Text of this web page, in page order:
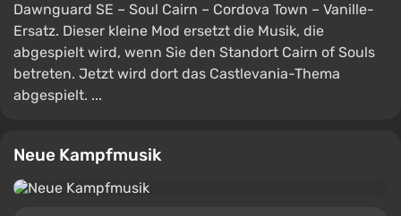
Dawnguard SE – Soul Cairn – Cordova Town – Vanille-
Ersatz. Dieser kleine Mod ersetzt die Musik, die
abgespielt wird, wenn Sie den Standort Cairn of Souls
betreten. Jetzt wird dort das Castlevania-Thema
abgespielt. ...
Neue Kampfmusik